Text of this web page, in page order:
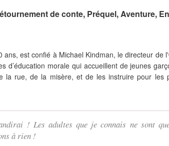
de conte, Préquel, Aventure,
ans, est confié à Michael Kindman, le directeur de
d’éducation morale qui accueillent de jeunes
la rue, de la misère, et de les instruire pour les
! Les adultes que je connais ne sont
à rien !